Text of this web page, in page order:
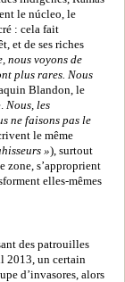
le núcleo, le
: cela fait
et de ses riches
nous voyons de
plus rares. Nous
Blandon, le
Nous, les
ne faisons pas le
le même
»), surtout
zone, s’approprient
elles-mêmes
des patrouilles
2013, un certain
d’invasores, alors